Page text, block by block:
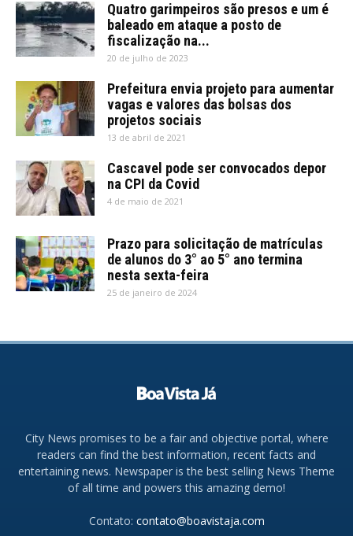
Quatro garimpeiros são presos e um é
baleado em ataque a posto de
fiscalização na...
20 de julho de 2023
Prefeitura envia projeto para aumentar
vagas e valores das bolsas dos
projetos sociais
13 de abril de 2021
Cascavel pode ser convocados depor
na CPI da Covid
4 de maio de 2021
Prazo para solicitação de matrículas
de alunos do 3° ao 5° ano termina
nesta sexta-feira
25 de janeiro de 2024
City News promises to be a fair and objective portal, where
readers can find the best information, recent facts and
entertaining news. Newspaper is the best selling News Theme
of all time and powers this amazing demo!
Contato: contato@boavistaja.com